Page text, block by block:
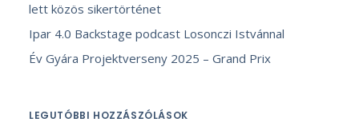
lett közös sikertörténet
Ipar 4.0 Backstage podcast Losonczi Istvánnal
Év Gyára Projektverseny 2025 – Grand Prix
LEGUTÓBBI HOZZÁSZÓLÁSOK